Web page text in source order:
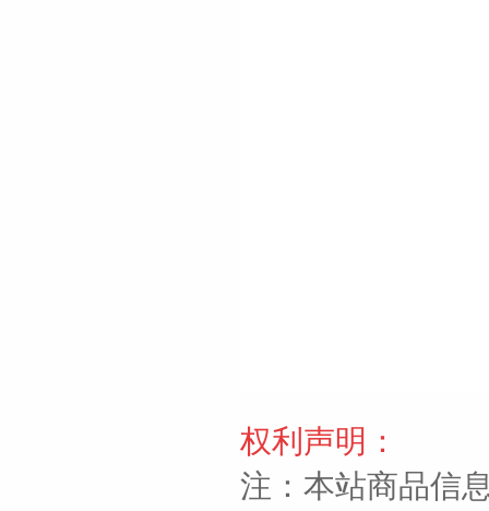
权利声明：
注：本站商品信